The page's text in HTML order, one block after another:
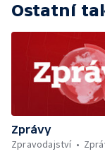
Ostatní
Zprávy
Zpravodajství